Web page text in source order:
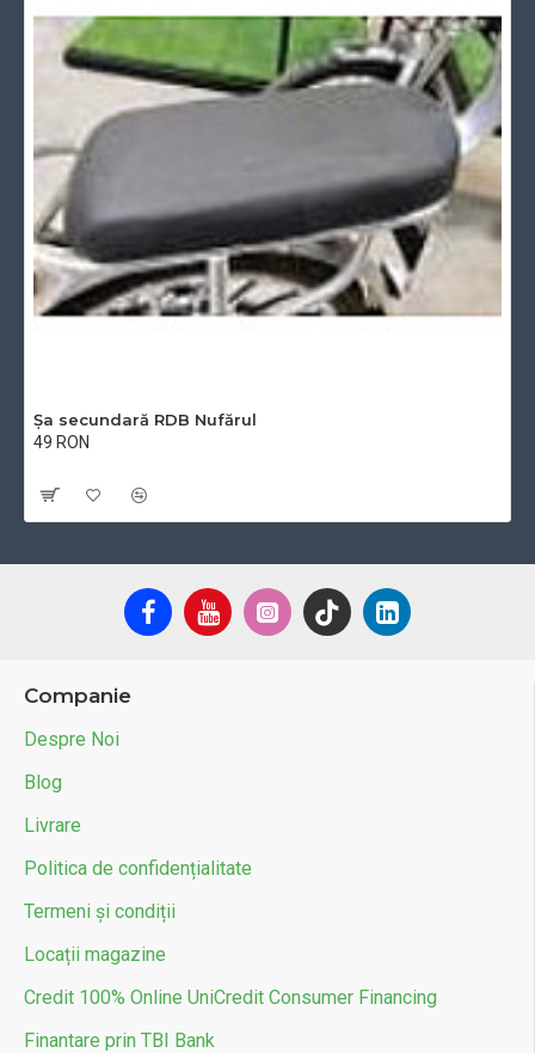
Șa secundară RDB Nufărul
49 RON
Companie
Despre Noi
Blog
Livrare
Politica de confidențialitate
Termeni și condiții
Locații magazine
Credit 100% Online UniCredit Consumer Financing
Finantare prin TBI Bank